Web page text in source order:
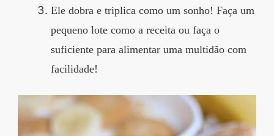
Ele dobra e triplica como um sonho! Faça um
pequeno lote como a receita ou faça o
suficiente para alimentar uma multidão com
facilidade!